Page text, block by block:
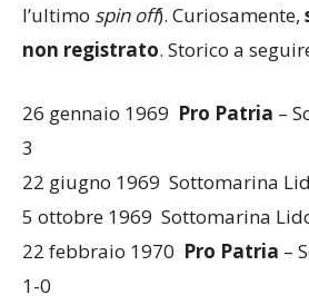
l’ultimo spin off). Curiosamente,
non registrato. Storico a
26 gennaio 1969 Pro Patria –
3
22 giugno 1969 Sottomarina
5 ottobre 1969 Sottomarina
22 febbraio 1970 Pro Patria –
1-0